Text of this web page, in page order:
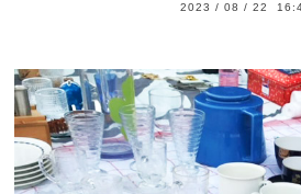
2023 / 08 / 22